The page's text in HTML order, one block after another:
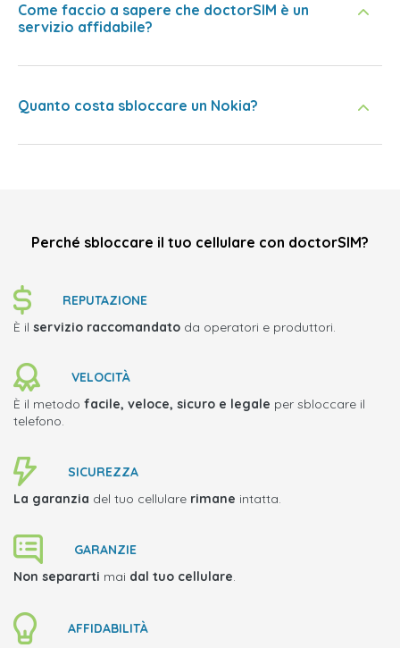
Come faccio a sapere che doctorSIM è un
servizio affidabile?
Quanto costa sbloccare un Nokia?
Perché sbloccare il tuo cellulare con doctorSIM?
REPUTAZIONE
È il servizio raccomandato da operatori e produttori.
VELOCITÀ
È il metodo facile, veloce, sicuro e legale per sbloccare il
telefono.
SICUREZZA
La garanzia del tuo cellulare rimane intatta.
GARANZIE
Non separarti mai dal tuo cellulare.
AFFIDABILITÀ